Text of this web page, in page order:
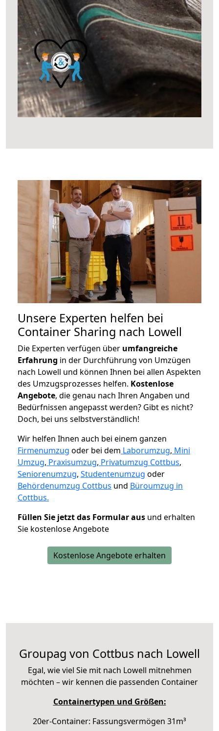
Unsere Experten helfen bei
Container Sharing nach Lowell
Die Experten verfügen über umfangreiche
Erfahrung in der Durchführung von Umzügen
nach Lowell und können Ihnen bei allen Aspekten
des Umzugsprozesses helfen. Kostenlose
Angebote, die genau nach Ihren Angaben und
Bedürfnissen angepasst werden? Gibt es nicht?
Doch, bei uns selbstverständlich!
Wir helfen Ihnen auch bei einem ganzen
Firmenumzug oder bei dem Laborumzug, Mini
Umzug, Praxisumzug, Privatumzug Cottbus,
Seniorenumzug, Studentenumzug oder
Behördenumzug Cottbus und Büroumzug in
Cottbus.
Füllen Sie jetzt das Formular aus und erhalten
Sie kostenlose Angebote
Kostenlose Angebote erhalten
Groupag von Cottbus nach Lowell
Egal, wie viel Sie mit nach Lowell mitnehmen
möchten – wir kennen die passenden Container
Containertypen und Größen:
20er-Container: Fassungsvermögen 31m³